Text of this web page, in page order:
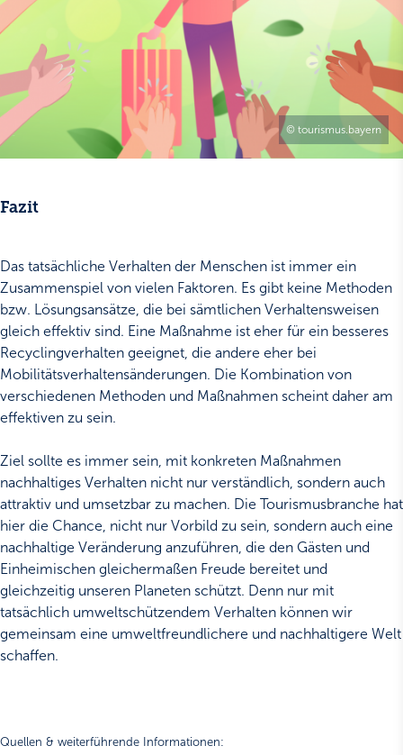
© tourismus.bayern
Fazit
Das tatsächliche Verhalten der Menschen ist immer ein
Zusammenspiel von vielen Faktoren. Es gibt keine Methoden
bzw. Lösungsansätze, die bei sämtlichen Verhaltensweisen
gleich effektiv sind. Eine Maßnahme ist eher für ein besseres
Recyclingverhalten geeignet, die andere eher bei
Mobilitätsverhaltensänderungen. Die Kombination von
verschiedenen Methoden und Maßnahmen scheint daher am
effektiven zu sein.
Ziel sollte es immer sein, mit konkreten Maßnahmen
nachhaltiges Verhalten nicht nur verständlich, sondern auch
attraktiv und umsetzbar zu machen. Die Tourismusbranche hat
hier die Chance, nicht nur Vorbild zu sein, sondern auch eine
nachhaltige Veränderung anzuführen, die den Gästen und
Einheimischen gleichermaßen Freude bereitet und
gleichzeitig unseren Planeten schützt. Denn nur mit
tatsächlich umweltschützendem Verhalten können wir
gemeinsam eine umweltfreundlichere und nachhaltigere Welt
schaffen.
Quellen & weiterführende Informationen: